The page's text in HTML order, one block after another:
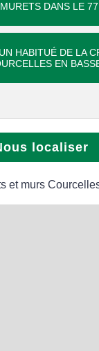
DANS LE
HABITUÉ DE LA
EN
localiser
et murs